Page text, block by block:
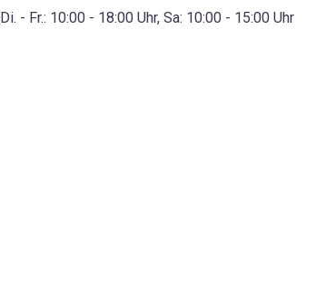
Di. - Fr.: 10:00 - 18:00 Uhr, Sa: 10:00 - 15:00 Uhr